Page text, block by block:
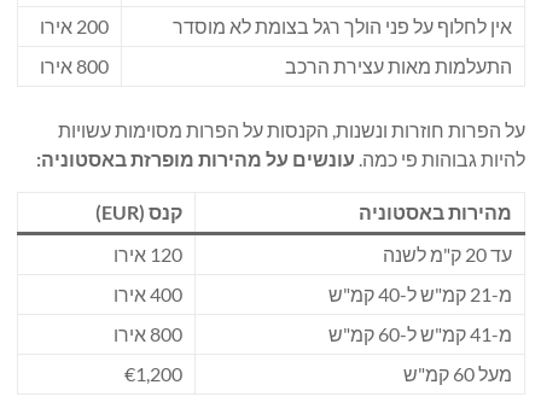
אין לחלוף על פני הולך רגל בצומת לא מוסדר
200 אירו
התעלמות מאות עצירת הרכב
800 אירו
על הפרות חוזרות ונשנות, הקנסות על הפרות מסוימות עשויות
להיות גבוהות פי כמה. עונשים על מהירות מופרזת באסטוניה:
מהירות באסטוניה
קנס (EUR)
עד 20 ק"מ לשנה
120 אירו
מ-21 קמ"ש ל-40 קמ"ש
400 אירו
מ-41 קמ"ש ל-60 קמ"ש
800 אירו
מעל 60 קמ"ש
€1,200